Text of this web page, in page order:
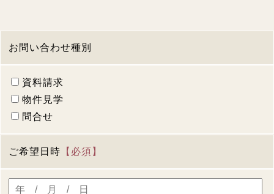
お問い合わせ種別
資料請求
物件見学
問合せ
ご希望日時 【必須】